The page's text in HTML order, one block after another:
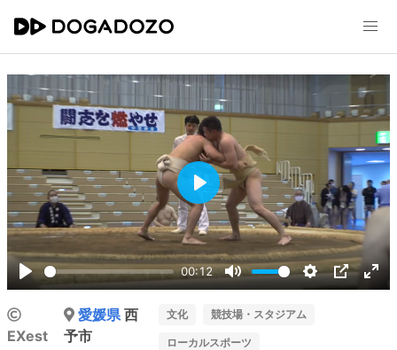
Play
00:12
Mute Settings
PIP
Play
EXest
愛媛県西
予市
文化 競技場・スタジアム
ローカルスポーツ